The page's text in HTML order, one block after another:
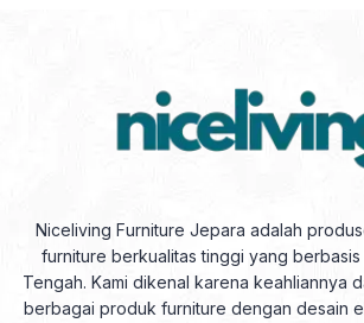
Niceliving Furniture Jepara adalah
furniture berkualitas tinggi yang
Tengah. Kami dikenal karena keahliannya
berbagai produk furniture dengan desain